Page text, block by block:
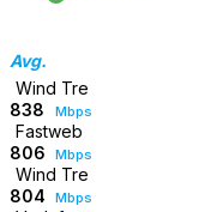
Avg.
Wind Tre
838
Mbps
Fastweb
806
Mbps
Wind Tre
804
Mbps